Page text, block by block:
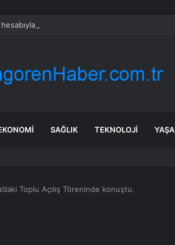
birleştirdiler: Dev köprünün iki ucu ilk
SAĞLIK TEKNOLOJI
Toplu Açılış Töreninde konuştu.